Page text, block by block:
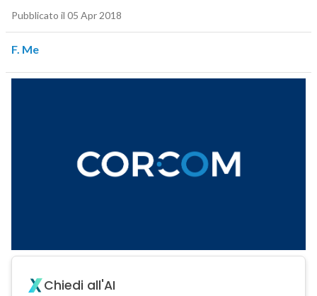
Pubblicato il 05 Apr 2018
F. Me
Chiedi all'AI